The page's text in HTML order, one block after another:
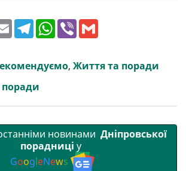
E
m
a
l
T
e
g
r
m
W
h
a
s
A
V
b
r l
, Життя та поради
поради
новинами Дніпровської
порадниці у
GoogleNews